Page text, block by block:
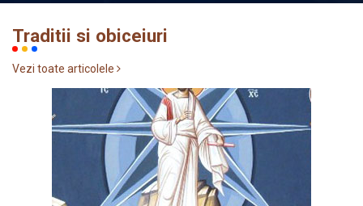
Traditii si obiceiuri
Vezi toate articolele